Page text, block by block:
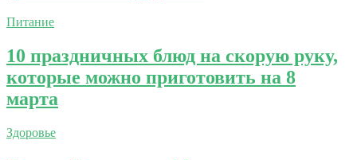
Питание
10 праздничных блюд на скорую руку,
которые можно приготовить на 8
марта
Здоровье